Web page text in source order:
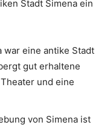
Stadt Simena ein
war eine antike Stadt
gut erhaltene
und eine
von Simena ist